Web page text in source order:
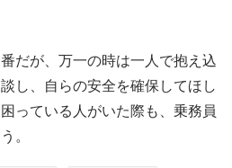
だが、万一の時は一人で抱え込
し、自らの安全を確保してほし
っている人がいた際も、乗務員
。